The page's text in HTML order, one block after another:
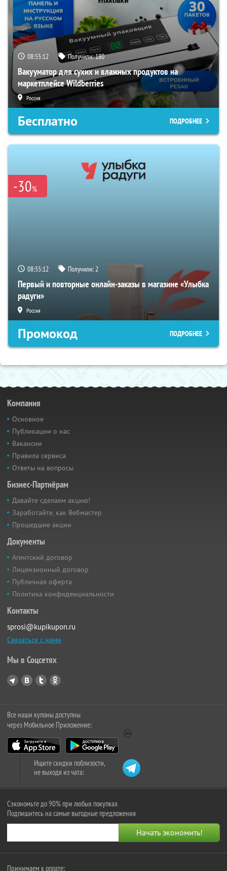
08:55:11 Получили:180
Вакууматор для сухих и влажных продуктов на
маркетплейсе Wildberries
Россия
Бесплатно ПОДРОБНЕЕ
-30%
08:55:11 Получили:2
Первый и повторные онлайн-заказы в магазине «Улыбка
радуги»
Россия
Промокод ПОДРОБНЕЕ
Компания
Основное
Публикации о нас
Вакансии
Правила сервиса
Ответы на вопросы
Бизнес-Партнёрам
Давайте сделаем акцию!
Заработайте, как Вебмастер
Прошедшие акции
Документы
Агентский договор
Лицензионный договор
Публичная оферта
Политика конфиденциальности
Контакты
sprosi@kupikupon.ru
Связаться с нами
Мы в Соцсетях
Все наши купоны доступны
через Мобильное Приложение:
Ищите скидки поблизости,
не выходя из чата:
Сэкономьте до 90% при любых покупках
Подпишитесь на самые выгодные предложения
Принимаем к оплате: